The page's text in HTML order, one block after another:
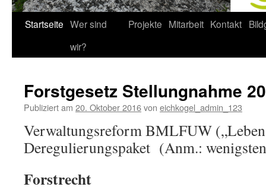
Zum
Startseite Wer sind
wir?
Projekte Mitarbeit Kontakt
Forstgesetz Stellungnahme
Publiziert am 20. Oktober 2016von eichkogel_admin_123
Verwaltungsreform BMLFUW
Deregulierungspaket (Anm.:
Forstrecht